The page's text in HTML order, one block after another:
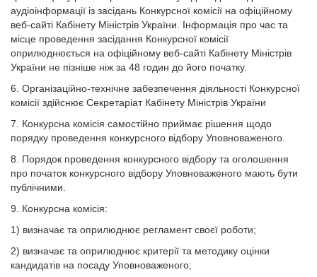
аудіоінформації із засідань Конкурсної комісії на офіційному
веб-сайті Кабінету Міністрів України. Інформація про час та
місце проведення засідання Конкурсної комісії
оприлюднюється на офіційному веб-сайті Кабінету Міністрів
України не пізніше ніж за 48 годин до його початку.
6. Організаційно-технічне забезпечення діяльності Конкурсної
комісії здійснює Секретаріат Кабінету Міністрів України
7. Конкурсна комісія самостійно приймає рішення щодо
порядку проведення конкурсного відбору Уповноваженого.
8. Порядок проведення конкурсного відбору та оголошення
про початок конкурсного відбору Уповноваженого мають бути
публічними.
9. Конкурсна комісія:
1) визначає та оприлюднює регламент своєї роботи;
2) визначає та оприлюднює критерії та методику оцінки
кандидатів на посаду Уповноваженого;